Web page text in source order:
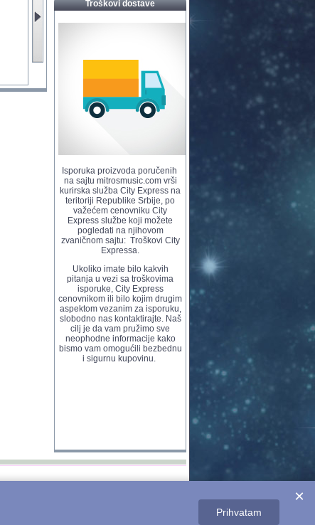
Troškovi dostave
Isporuka proizvoda poručenih
na sajtu mitrosmusic.com vrši
kurirska služba City Express na
teritoriji Republike Srbije, po
važećem cenovniku City
Express službe koji možete
pogledati na njihovom
zvaničnom sajtu: Troškovi City
Expressa.
Ukoliko imate bilo kakvih
pitanja u vezi sa troškovima
isporuke, City Express
cenovnikom ili bilo kojim drugim
aspektom vezanim za isporuku,
slobodno nas kontaktirajte. Naš
cilj je da vam pružimo sve
neophodne informacije kako
bismo vam omogućili bezbednu
i sigurnu kupovinu.
×
Prihvatam